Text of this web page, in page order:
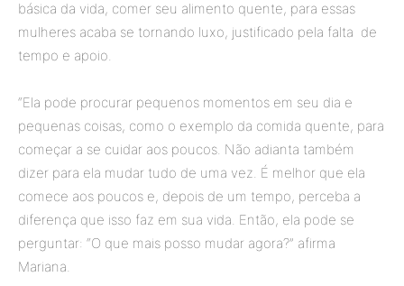
básica da vida, comer seu alimento quente, para essas
mulheres acaba se tornando luxo, justificado pela falta de
tempo e apoio.
“Ela pode procurar pequenos momentos em seu dia e
pequenas coisas, como o exemplo da comida quente, para
começar a se cuidar aos poucos. Não adianta também
dizer para ela mudar tudo de uma vez. É melhor que ela
comece aos poucos e, depois de um tempo, perceba a
diferença que isso faz em sua vida. Então, ela pode se
perguntar: “O que mais posso mudar agora?” afirma
Mariana.